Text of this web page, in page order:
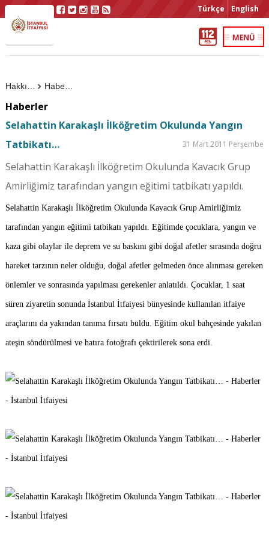
Türkçe English
Haberler
Haberler
Selahattin Karakaşlı İlköğretim Okulunda Yangın
Tatbikatı…
31 Mart 2011 Perşembe
Selahattin Karakaşlı İlköğretim Okulunda Kavacık Grup
Amirliğimiz tarafından yangın eğitimi tatbikatı yapıldı.
Selahattin Karakaşlı İlköğretim Okulunda Kavacık Grup Amirliğimiz
tarafından yangın eğitimi tatbikatı yapıldı. Eğitimde çocuklara, yangın ve
kaza gibi olaylar ile deprem ve su baskını gibi doğal afetler sırasında doğru
hareket tarzının neler olduğu, doğal afetler gelmeden önce alınması gereken
önlemler ve sonrasında yapılması gerekenler anlatıldı. Çocuklar, 1 saat
süren ziyaretin sonunda İstanbul İtfaiyesi bünyesinde kullanılan itfaiye
araçlarını da yakından tanıma fırsatı buldu. Eğitim okul bahçesinde yakılan
ateşin söndürülmesi ve hatıra fotoğrafı çektirilerek sona erdi.